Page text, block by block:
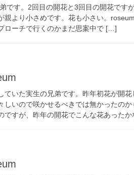
です。2回目の開花と3回目の開花です
親より小さめです。花も小さい。
ローチで行くのかまだ思案中で […]
ていた実生の兄弟です。昨年初花が開
しいので咲かせるべきでは無かったの
ですが、昨年の開花でこんな花あった